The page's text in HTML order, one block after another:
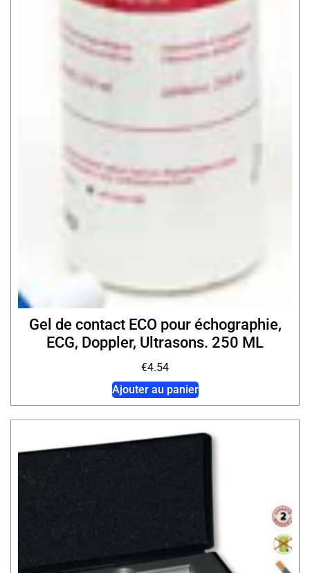
Gel de contact ECO pour échographie,
ECG, Doppler, Ultrasons. 250 ML
€4.54
Ajouter au panier